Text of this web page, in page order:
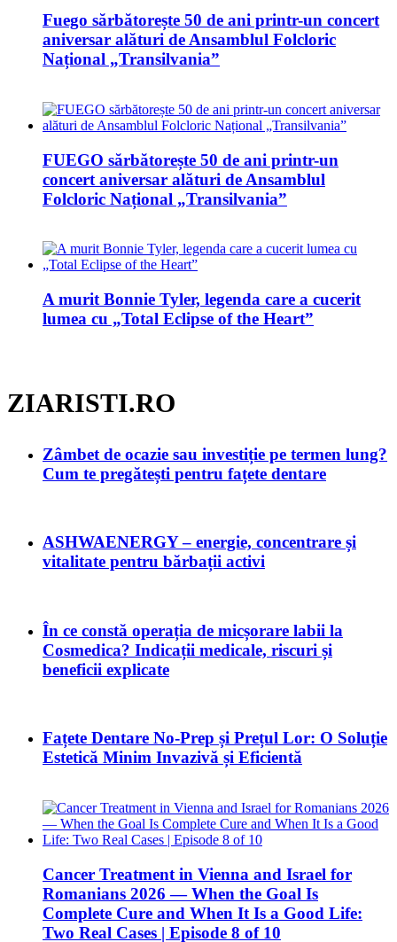
Fuego sărbătorește 50 de ani printr-un concert
aniversar alături de Ansamblul Folcloric
Național „Transilvania”
FUEGO sărbătorește 50 de ani printr-un
concert aniversar alături de Ansamblul
Folcloric Național „Transilvania”
A murit Bonnie Tyler, legenda care a cucerit
lumea cu „Total Eclipse of the Heart”
ZIARISTI.RO
Zâmbet de ocazie sau investiție pe termen lung?
Cum te pregătești pentru fațete dentare
ASHWAENERGY – energie, concentrare și
vitalitate pentru bărbații activi
În ce constă operația de micșorare labii la
Cosmedica? Indicații medicale, riscuri și
beneficii explicate
Fațete Dentare No-Prep și Prețul Lor: O Soluție
Estetică Minim Invazivă și Eficientă
Cancer Treatment in Vienna and Israel for
Romanians 2026 — When the Goal Is
Complete Cure and When It Is a Good Life:
Two Real Cases | Episode 8 of 10